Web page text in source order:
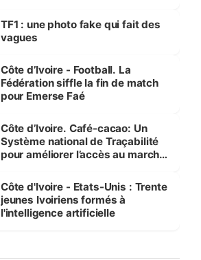
sur la scène internationale »
TF1 : une photo fake qui fait des
vagues
Côte d’Ivoire - Football. La
Fédération siffle la fin de match
pour Emerse Faé
Côte d’Ivoire. Café-cacao: Un
Système national de Traçabilité
pour améliorer l’accès au marché
Côte d'Ivoire - Etats-Unis : Trente
jeunes Ivoiriens formés à
l'intelligence artificielle